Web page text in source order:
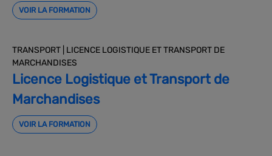
VOIR LA FORMATION
TRANSPORT | LICENCE LOGISTIQUE ET TRANSPORT DE
MARCHANDISES
Licence Logistique et Transport de
Marchandises
VOIR LA FORMATION